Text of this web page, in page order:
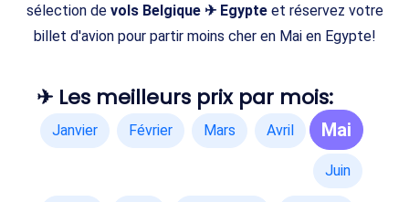
sélection de vols Belgique ✈ Egypteet réservez votre
billet d'avion pour partir moins cher en Mai en Egypte!
✈ Les meilleurs prix par mois:
Janvier Février Mars Avril Mai
Juin